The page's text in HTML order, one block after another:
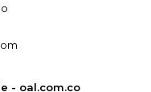
- oal.com.co